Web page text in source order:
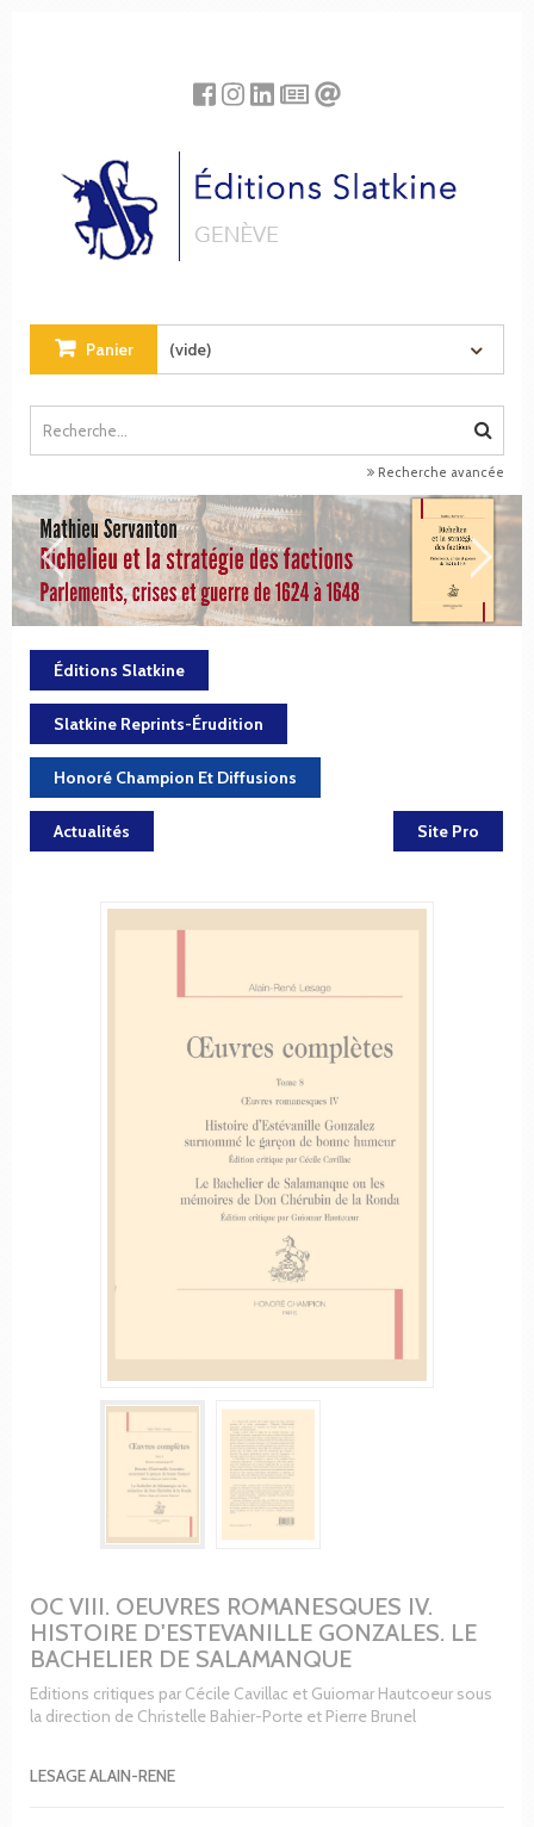
Panier (vide)
Recherche avancée
Éditions Slatkine
Slatkine Reprints-Érudition
Honoré Champion Et Diffusions
Actualités Site Pro
OC VIII. OEUVRES ROMANESQUES IV.
HISTOIRE D'ESTEVANILLE GONZALES. LE
BACHELIER DE SALAMANQUE
Editions critiques par Cécile Cavillac et Guiomar Hautcoeur sous
la direction de Christelle Bahier-Porte et Pierre Brunel
LESAGE ALAIN-RENE